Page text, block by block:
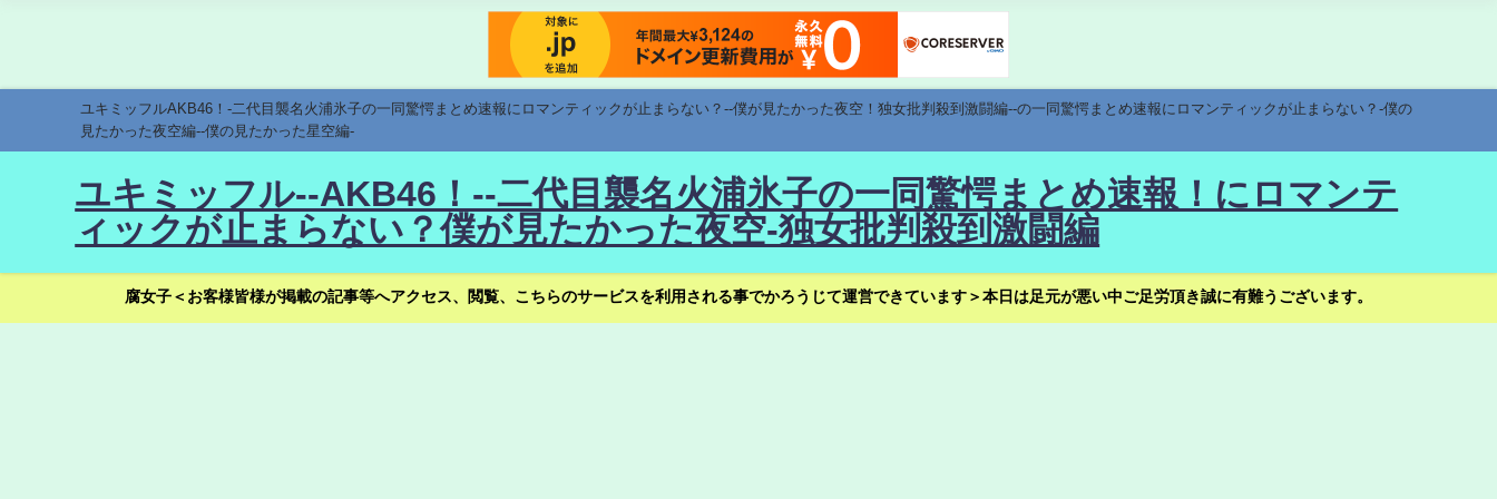
ユキミッフルAKB46！-二代目襲名火浦氷子の一同驚愕まとめ速報にロマンティックが止まらない？--僕が見たかった夜空！独女批判殺到激闘編--の一同驚愕まとめ速報にロマンティックが止まらない？-僕の
見たかった夜空編--僕の見たかった星空編-
ユキミッフル--AKB46！--二代目襲名火浦氷子の一同驚愕まとめ速報！にロマンテ
ィックが止まらない？僕が見たかった夜空-独女批判殺到激闘編
腐女子＜お客様皆様が掲載の記事等へアクセス、閲覧、こちらのサービスを利用される事でかろうじて運営できています＞本日は足元が悪い中ご足労頂き誠に有難うございます。